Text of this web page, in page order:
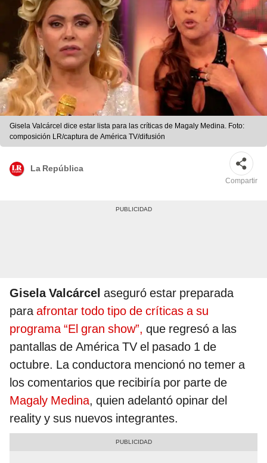
Gisela Valcárcel dice estar lista para las críticas de Magaly Medina. Foto:
composición LR/captura de América TV/difusión
La República
Compartir
Gisela Valcárcel aseguró estar preparada
paraafrontar todo tipo de críticas a su
programa “El gran show”, que regresó a las
pantallas de América TV el pasado 1 de
octubre. La conductora mencionó no temer a
los comentarios que recibiría por parte de
Magaly Medina, quien adelantó opinar del
reality y sus nuevos integrantes.